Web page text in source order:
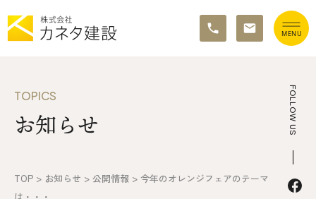
イベント情報
施工の流れ&アフターサポート
FOLLOW US
TOPICS
お知らせ
TOP > お知らせ > 公開情報 > 今年のオレンジフェアのテーマ